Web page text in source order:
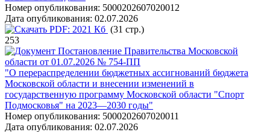
Номер опубликования: 5000202607020012
Дата опубликования: 02.07.2026
PDF: 2021 Кб (31 стр.)
253
Постановление Правительства Московской
области от 01.07.2026 № 754-ПП
"О перераспределении бюджетных ассигнований бюджета
Московской области и внесении изменений в
государственную программу Московской области "Спорт
Подмосковья" на 2023—2030 годы"
Номер опубликования: 5000202607020011
Дата опубликования: 02.07.2026